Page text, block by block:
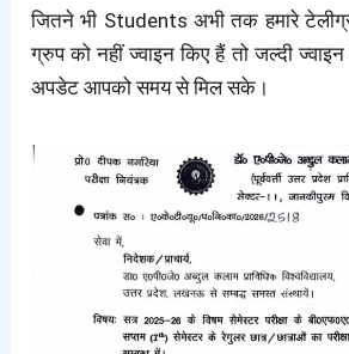
जितने भी Students अभी तक हमारे
ग्रुप को नहीं ज्वाइन किए हैं तो जल्दी
अपडेट आपको समय से मिल सके।